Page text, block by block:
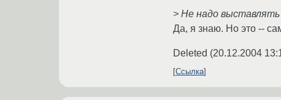
> Не надо выставлять
Да, я знаю. Но это --
Deleted (20.12.2004
Ссылка